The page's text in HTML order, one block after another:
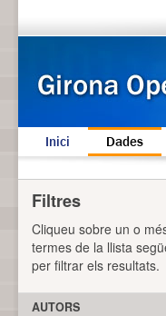
Inici Dades
Filtres
Cliqueu sobre un o
termes de la llista
per filtrar els resultats.
AUTORS